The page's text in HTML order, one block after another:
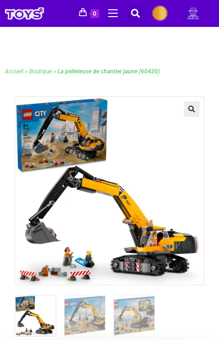
0
Accueil » Boutique » La pelleteuse de chantier jaune (60420)